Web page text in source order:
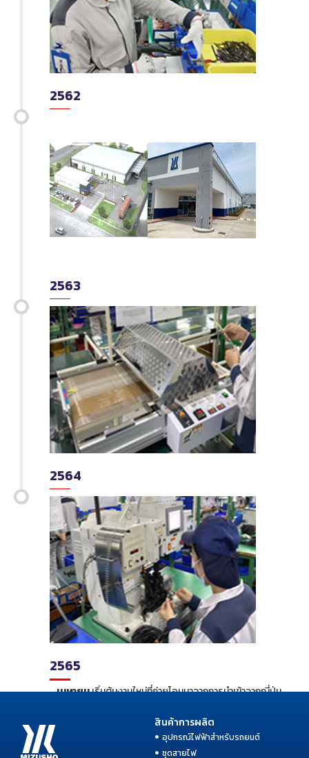
2562
2563
-กันยายนเริ่มก่อสร้างโรงงานแห่งใหม่ ในนิคมอุตสาหกรรม
สินสาคร
2564
ตุลาคม
เริ่มต้นผลิตชิ้นส่วนให้กับทางบริษัท ELETTO แทน
การนำเข้า (L-Wire, R-Unit)
2565
-เมษายนเริ่มต้นงานใหม่ที่ถ่ายโอนมาจากการนำเข้าจากญี่ปุ่น
สินค้าการผลิต
อุปกรณ์ไฟฟ้าสำหรับรถยนต์
ชุดสายไฟ